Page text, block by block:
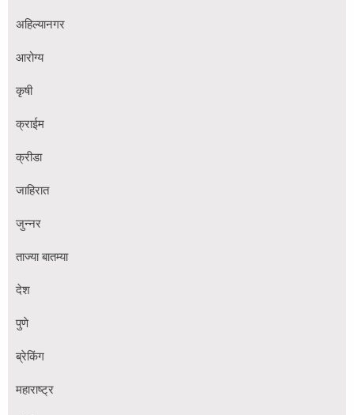
अहिल्यानगर
आरोग्य
कृषी
क्राईम
क्रीडा
जाहिरात
जुन्नर
ताज्या बातम्या
देश
पुणे
ब्रेकिंग
महाराष्ट्र